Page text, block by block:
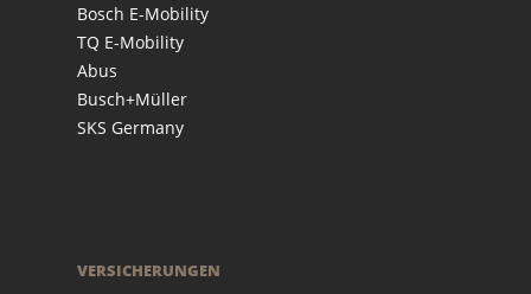
Bosch E-Mobility
TQ E-Mobility
Abus
Busch+Müller
SKS Germany
VERSICHERUNGEN